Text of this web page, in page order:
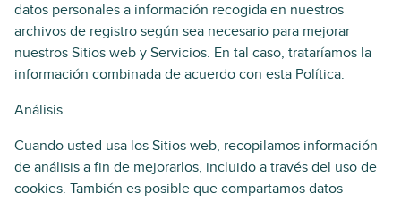
datos personales a información recogida en nuestros
archivos de registro según sea necesario para mejorar
nuestros Sitios web y Servicios. En tal caso, trataríamos la
información combinada de acuerdo con esta Política.
Análisis
Cuando usted usa los Sitios web, recopilamos información
de análisis a fin de mejorarlos, incluido a través del uso de
cookies. También es posible que compartamos datos